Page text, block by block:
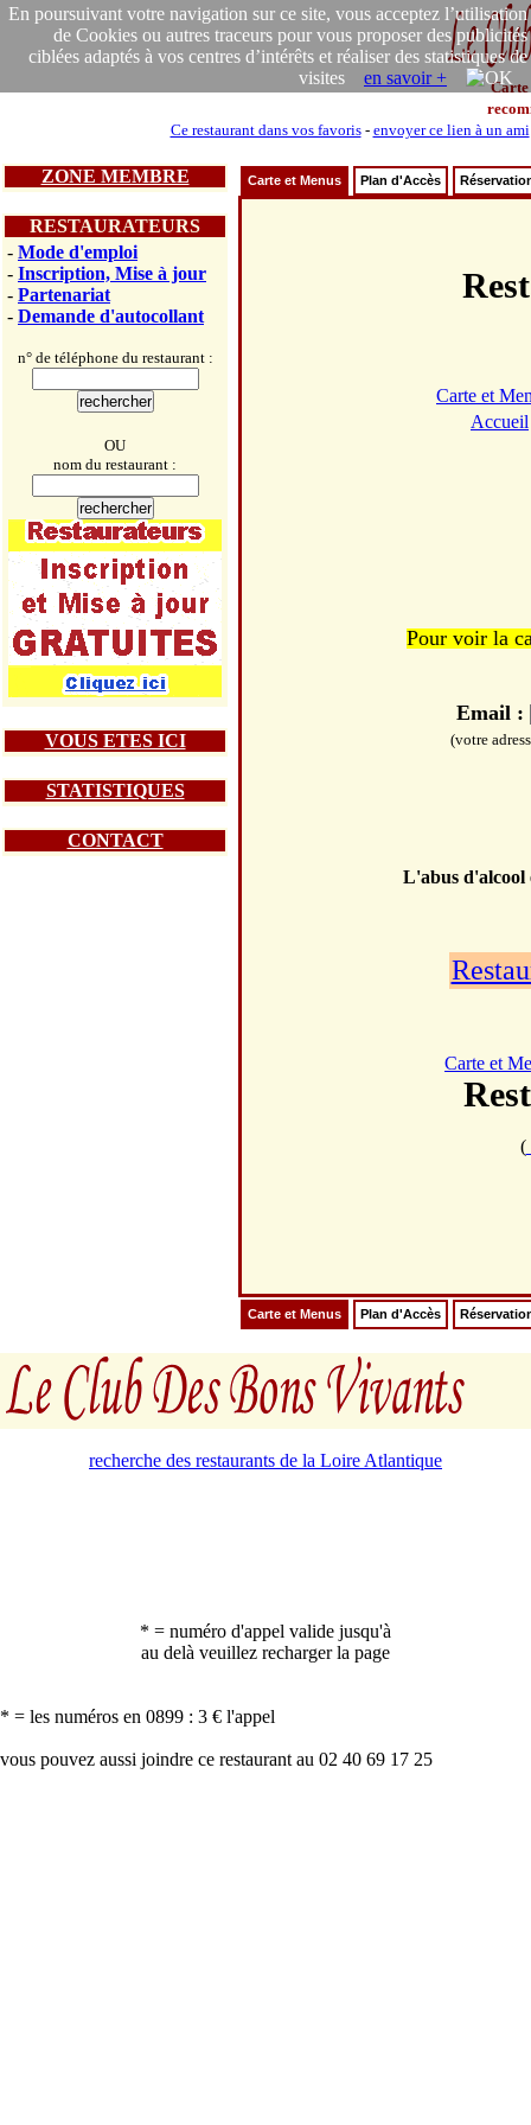
En poursuivant votre navigation sur ce site, vous acceptez l’utilisation
de Cookies ou autres traceurs pour vous proposer des publicités
ciblées adaptés à vos centres d’intérêts et réaliser des statistiques de
visites en savoir +
Carte
Ce restaurant dans vos favoris- envoyer ce lien à un ami
ZONE MEMBRE
RESTAURATEURS
- Mode d'emploi
- Inscription, Mise à jour
- Partenariat
- Demande d'autocollant
n° de téléphone du restaurant :
OU
nom du restaurant :
VOUS ETES ICI
STATISTIQUES
CONTACT
Carte et Menus Plan d'Accès
Carte et
Accueil
Pour voir la
Email :
(votre
L'abus d'alcool
Carte et
(
Carte et Menus Plan d'Accès
recherche des restaurants de la Loire Atlantique
* = numéro d'appel valide jusqu'à
au delà veuillez recharger la page
* = les numéros en 0899 : 3 € l'appel
vous pouvez aussi joindre ce restaurant au 02 40 69 17 25